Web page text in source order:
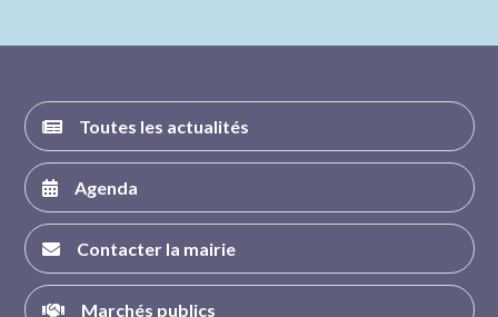
Toutes les actualités
Agenda
Contacter la mairie
Marchés publics